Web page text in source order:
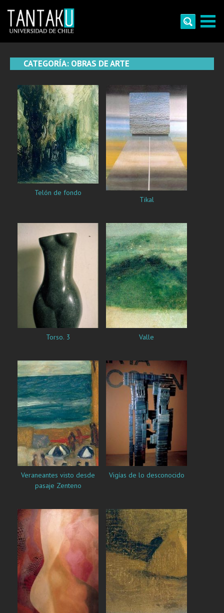
content
CATEGORÍA: OBRAS DE ARTE
Telón de fondo
Tikal
Torso. 3 Valle
Veraneantes visto desde
pasaje Zenteno
Vigías de lo desconocido